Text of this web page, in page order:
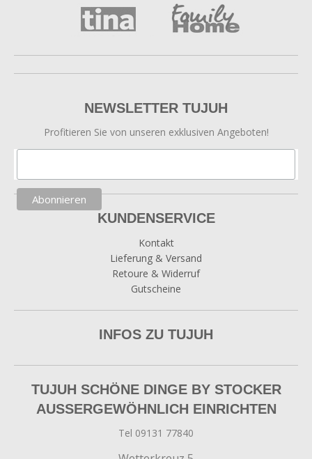
NEWSLETTER TUJUH
Profitieren Sie von unseren exklusiven Angeboten!
KUNDENSERVICE
Kontakt
Lieferung & Versand
Retoure & Widerruf
Gutscheine
INFOS ZU TUJUH
TUJUH SCHÖNE DINGE BY STOCKER
AUSSERGEWÖHNLICH EINRICHTEN
Tel 09131 77840